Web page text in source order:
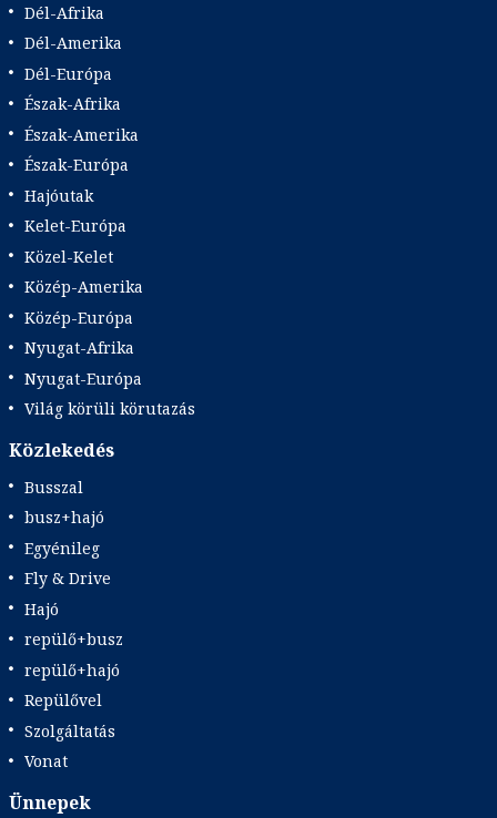
Dél-Afrika
Dél-Amerika
Dél-Európa
Észak-Afrika
Észak-Amerika
Észak-Európa
Hajóutak
Kelet-Európa
Közel-Kelet
Közép-Amerika
Közép-Európa
Nyugat-Afrika
Nyugat-Európa
Világ körüli körutazás
Közlekedés
Busszal
busz+hajó
Egyénileg
Fly & Drive
Hajó
repülő+busz
repülő+hajó
Repülővel
Szolgáltatás
Vonat
Ünnepek